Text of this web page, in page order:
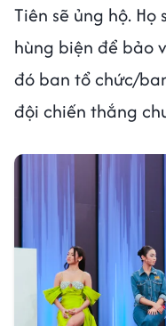
Tiên sẽ ủng hộ.
hùng biện để bảo
đó ban tổ chức/
đội chiến thắng